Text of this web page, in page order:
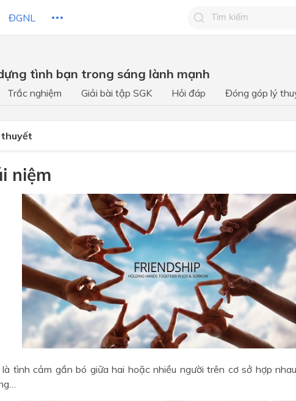
ĐGNL
bạn
HỌC CHỦ ĐỀ / CHƯƠNG
tình bạn trong sáng lành mạnh
Trắc nghiệm Giải bài tập SGK Hỏi đáp Đóng góp lý
thuyết
niệm
tình cảm gắn bó giữa hai hoặc nhiều người trên cơ sở hợp